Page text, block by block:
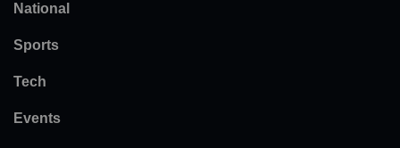
National
Sports
Tech
Events